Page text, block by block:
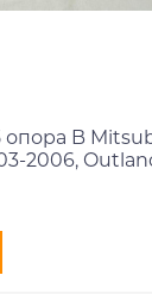
опора B
2006,